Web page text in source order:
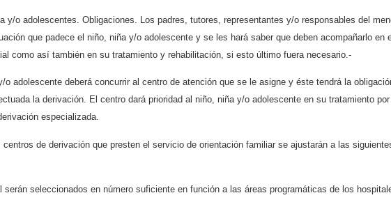
y/o adolescentes. Obligaciones. Los padres, tutores, representantes y/o responsables del
que padece el niño, niña y/o adolescente y se les hará saber que deben acompañarlo en
como así también en su tratamiento y rehabilitación, si esto último fuera necesario.-
o adolescente deberá concurrir al centro de atención que se le asigne y éste tendrá la
la derivación. El centro dará prioridad al niño, niña y/o adolescente en su tratamiento por
especializada.
de derivación que presten el servicio de orientación familiar se ajustarán a las
seleccionados en número suficiente en función a las áreas programáticas de los